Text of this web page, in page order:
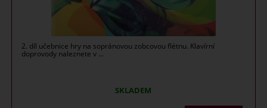
2. díl učebnice hry na sopránovou zobcovou flétnu. Klavírní
doprovody naleznete v ...
SKLADEM